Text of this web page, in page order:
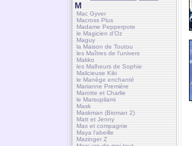
M
Mac Gyver
Macross Plus
Madame Pepperpote
le Magicien d'Oz
Maguy
la Maison de Toutou
les Maîtres de l'univers
Makko
les Malheurs de Sophie
Malicieuse Kiki
le Manège enchanté
Marianne Première
Marotte et Charlie
le Marsupilami
Mask
Maskman (Bioman 2)
Matt et Jenny
Max et compagnie
Maya l'abeille
Mazinger Z